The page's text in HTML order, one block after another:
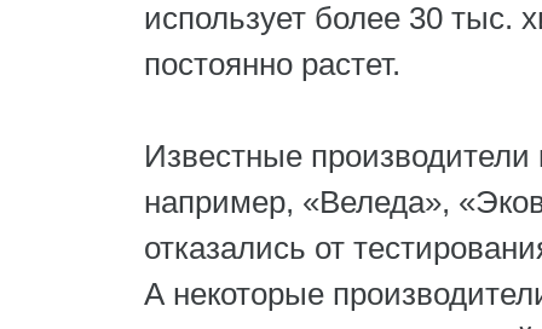
использует более 30 тыс.
постоянно растет.
Известные
например, «Веледа»,
отказались от
А некоторые